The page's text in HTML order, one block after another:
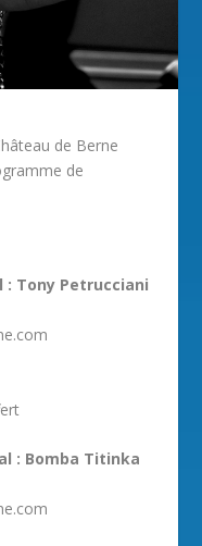
de Berne
de
: Tony Petrucciani
: Bomba Titinka